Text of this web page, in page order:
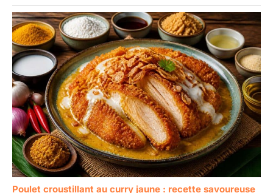
Poulet croustillant au curry jaune : recette savoureuse